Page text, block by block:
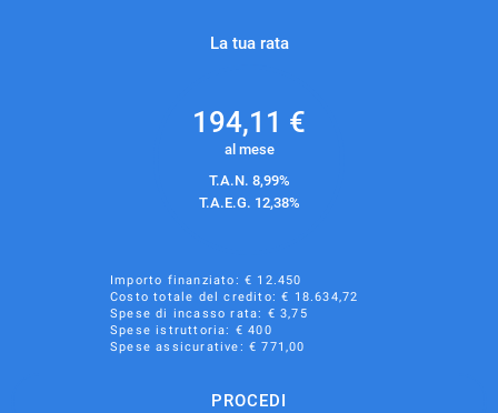
La tua rata
194,11 €
al mese
T.A.N. 8,99%
T.A.E.G. 12,38%
Importo finanziato: € 12.450
Costo totale del credito: € 18.634,72
Spese di incasso rata: € 3,75
Spese istruttoria: € 400
Spese assicurative: €771,00
PROCEDI